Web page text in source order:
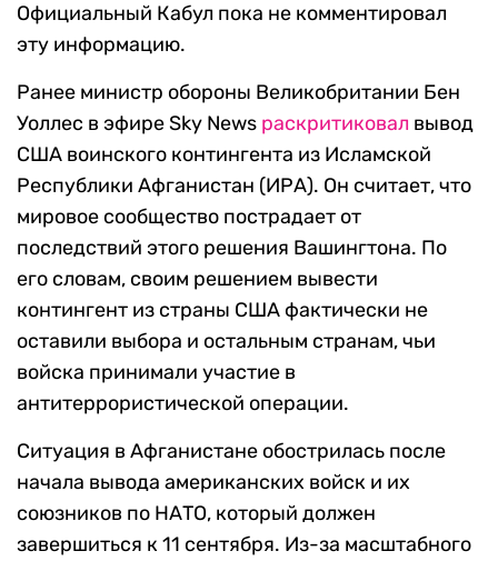
Официальный Кабул пока не комментировал
эту информацию.
Ранее министр обороны Великобритании Бен
Уоллес в эфире Sky News раскритиковал вывод
США воинского контингента из Исламской
Республики Афганистан (ИРА). Он считает, что
мировое сообщество пострадает от
последствий этого решения Вашингтона. По
его словам, своим решением вывести
контингент из страны США фактически не
оставили выбора и остальным странам, чьи
войска принимали участие в
антитеррористической операции.
Ситуация в Афганистане обострилась после
начала вывода американских войск и их
союзников по НАТО, который должен
завершиться к 11 сентября. Из-за масштабного